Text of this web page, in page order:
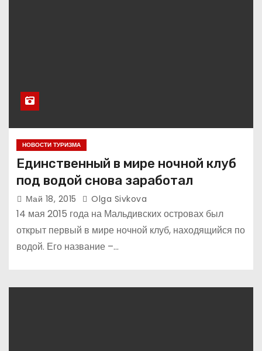
НОВОСТИ ТУРИЗМА
Единственный в мире ночной клуб
под водой снова заработал
Май 18, 2015 Olga Sivkova
14 мая 2015 года на Мальдивских островах был
открыт первый в мире ночной клуб, находящийся по
водой. Его название –…